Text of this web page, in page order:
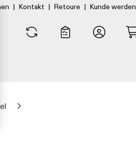
| Kontakt | Retoure | Kunde werden